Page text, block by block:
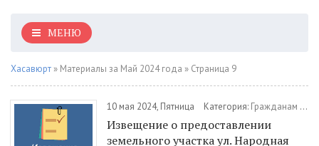
МЕНЮ
Хасавюрт » Материалы за Май 2024 года » Страница 9
10 мая 2024, Пятница Категория: Гражданам
Извещение о предоставлении
земельного участка ул. Народная